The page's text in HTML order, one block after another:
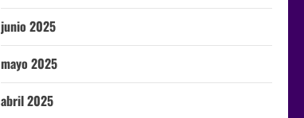
junio 2025
mayo 2025
abril 2025